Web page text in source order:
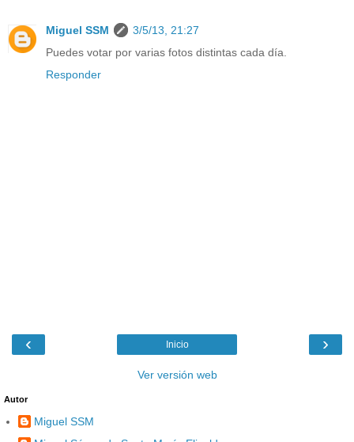
Miguel SSM
3/5/13, 21:27
Puedes votar por varias fotos distintas cada día.
Responder
‹ ›
Inicio
Ver versión web
Autor
Miguel SSM